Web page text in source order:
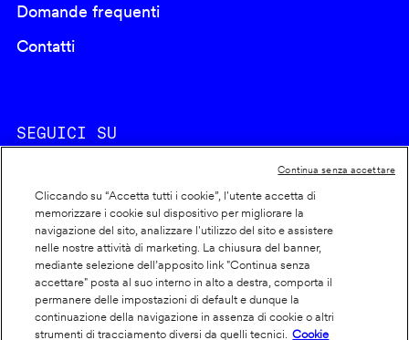
Domande frequenti
Contatti
SEGUICI SU
Footer
info
Cookie policy
Dichiarazione di accessibilità
Privacy
Cliccando su “Accetta tutti i cookie”, l'utente accetta di
memorizzare i cookie sul dispositivo per migliorare la
navigazione del sito, analizzare l'utilizzo del sito e assistere
nelle nostre attività di marketing. La chiusura del banner,
mediante selezione dell’apposito link "Continua senza
accettare" posta al suo interno in alto a destra, comporta il
permanere delle impostazioni di default e dunque la
continuazione della navigazione in assenza di cookie o altri
strumenti di tracciamento diversi da quelli tecnici.
Cookie
Continua senza accettare